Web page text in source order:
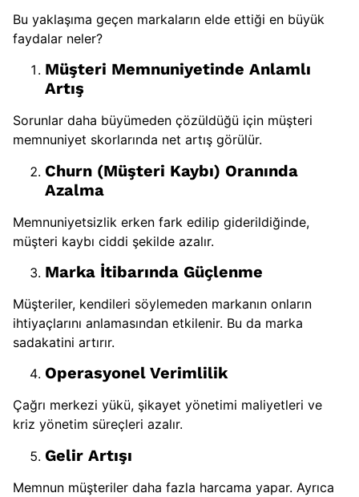
Bu yaklaşıma geçen markaların elde ettiği en büyük
faydalar neler?
Müşteri Memnuniyetinde Anlamlı
Artış
Sorunlar daha büyümeden çözüldüğü için müşteri
memnuniyet skorlarında net artış görülür.
Churn (Müşteri Kaybı) Oranında
Azalma
Memnuniyetsizlik erken fark edilip giderildiğinde,
müşteri kaybı ciddi şekilde azalır.
Marka İtibarında Güçlenme
Müşteriler, kendileri söylemeden markanın onların
ihtiyaçlarını anlamasından etkilenir. Bu da marka
sadakatini artırır.
Operasyonel Verimlilik
Çağrı merkezi yükü, şikayet yönetimi maliyetleri ve
kriz yönetim süreçleri azalır.
Gelir Artışı
Memnun müşteriler daha fazla harcama yapar. Ayrıca